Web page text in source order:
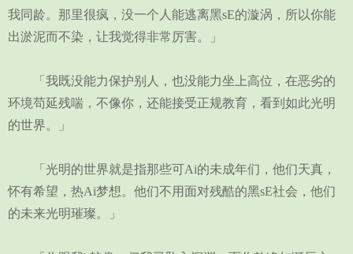
我同龄。那里很疯，没一个人能逃离黑sE的漩涡，所以你能
出淤泥而不染，让我觉得非常厉害。」
「我既没能力保护别人，也没能力坐上高位，在恶劣的
环境苟延残喘，不像你，还能接受正规教育，看到如此光明
的世界。」
「光明的世界就是指那些可Ai的未成年们，他们天真，
怀有希望，热Ai梦想。他们不用面对残酷的黑sE社会，他们
的未来光明璀璨。」